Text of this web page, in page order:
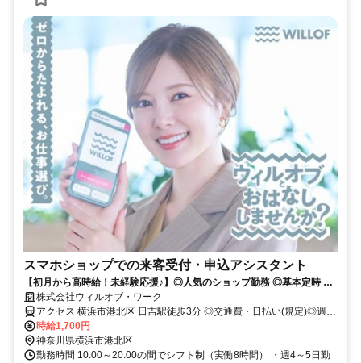
スマホショップでの来客受付・申込アシスタント
【初月から高時給！未経験応援♪】◎人気のショップ勤務 ◎基本定時 ◎
第二新卒・社会人デビュー歓迎♪
株式会社ウィルオブ・ワーク
アクセス 横浜市港北区 日吉駅徒歩3分 ◎交通費・日払い(規定)◎週4
～5日
時給1,700円
神奈川県横浜市港北区
勤務時間 10:00～20:00の間でシフト制（実働8時間） ・週4～5日勤